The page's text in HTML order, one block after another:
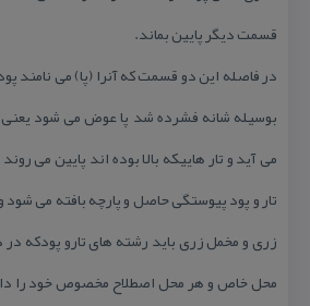
قسمت دیگر پایین بماند.
در فاصله این دو قسمت كه آنرا (پا) می نامند
بوسیله شانه فشرده شد پا عوض می شود یعنی
می آید و تار هاییكه بالا بوده اند پایین می
تار و پود پیوستگی حاصل و پارچه بافته می شود
زری و مخمل زری باید رشته های تارو پودكه
محل خاص و هر محل اصطلاح مخصوص خود را